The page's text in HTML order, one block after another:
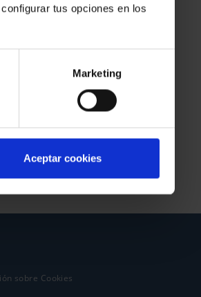
tus opciones en los
Marketing
Aceptar cookies
sobre Cookies